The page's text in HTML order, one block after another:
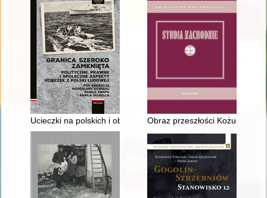
Ucieczki na polskich i obcych statkach handlowych w latach
Obraz przeszłości